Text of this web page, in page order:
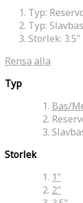
Typ:
Typ: Slavbas
Storlek: 3.5"
Rensa alla
Typ
Bas/
Storlek
1"
2"